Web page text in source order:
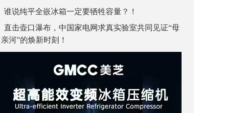
谁说纯平全嵌冰箱一定要牺牲容量？！
直击壶口瀑布，中国家电网求真实验室共同见证“母
亲河”的焕新时刻！